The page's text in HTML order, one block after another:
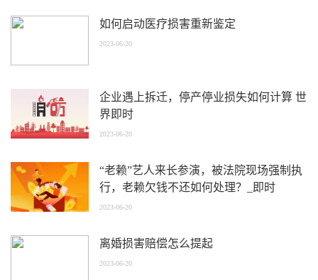
如何启动医疗损害重新鉴定
2023-06-20
企业遇上拆迁，停产停业损失如何计算 世
界即时
2023-06-20
“老赖”艺人来长参演，被法院现场强制执
行，老赖欠钱不还如何处理？_即时
2023-06-20
离婚损害赔偿怎么提起
2023-06-20